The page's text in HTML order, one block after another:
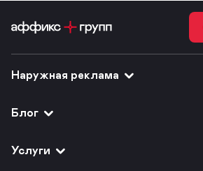
Наружная реклама
Блог
Услуги